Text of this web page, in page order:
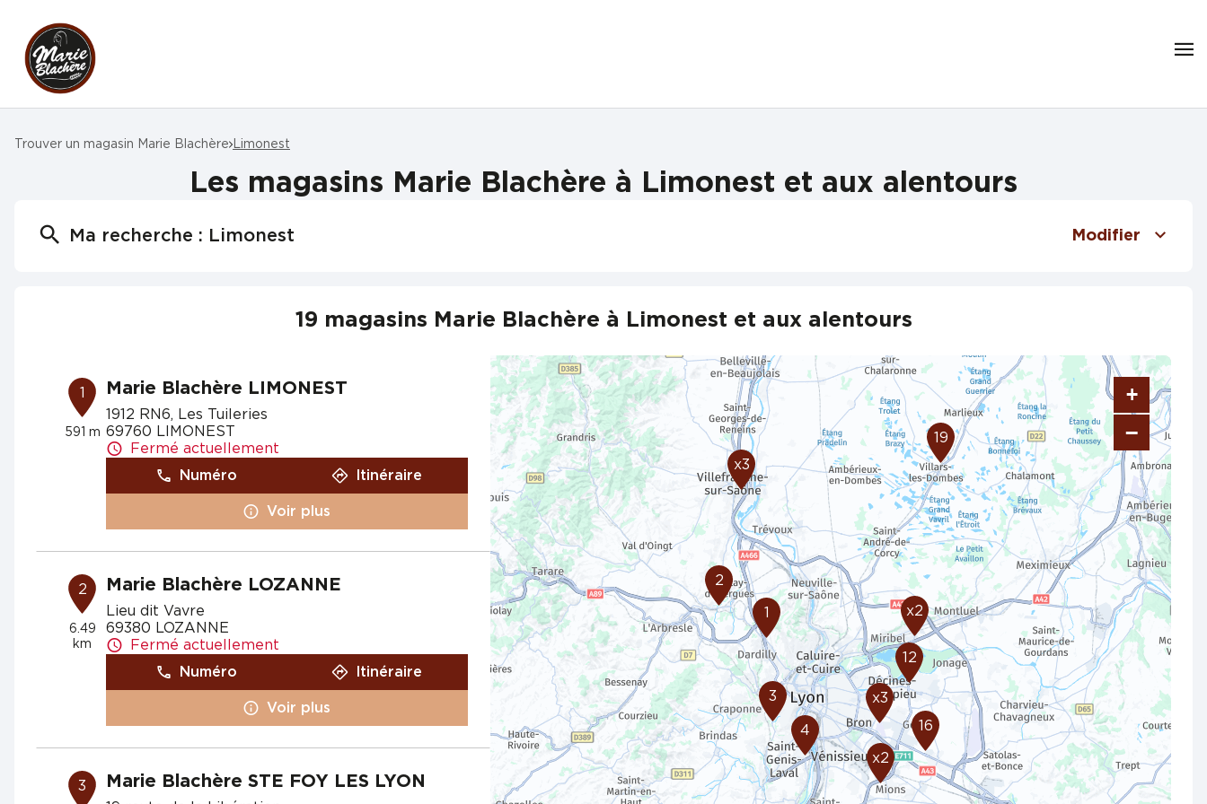
Trouver un magasin Marie Blachère Limonest
Les magasins Marie Blachère à Limonest et aux alentours
Ma recherche : Limonest Modifier
19 magasins Marie Blachère à Limonest et aux alentours
1
591 m
Marie Blachère LIMONEST
1912 RN6, Les Tuileries
69760 LIMONEST
Fermé actuellement
Numéro
Itinéraire
Voir plus
2
6.49
km
Marie Blachère LOZANNE
Lieu dit Vavre
69380 LOZANNE
Fermé actuellement
Numéro
Itinéraire
Voir plus
3 Marie Blachère STE FOY LES LYON
19
x2
x3
16
12
x2
x3
4
3
2
1
+
−